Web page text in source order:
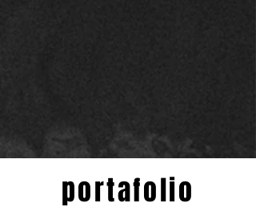
portafolio